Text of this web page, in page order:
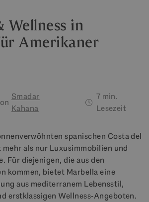
Wellness in
Amerikaner
Smadar
Kahana
7 min.
Lesezeit
spanischen Costa del
als nur Luxusimmobilien und
Für diejenigen, die aus den
kommen, bietet Marbella eine
aus mediterranem Lebensstil,
erstklassigen Wellness-Angeboten.